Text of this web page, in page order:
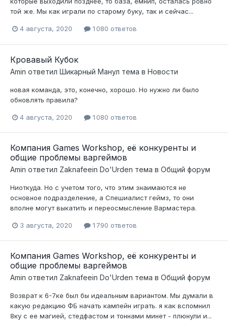
той же. Мы как играли по старому буку, так и сейчас...
4 августа, 2020 1 080 ответов
Кровавый Кубок
Amin ответил Шикарный Манул тема в Новости
новая команда, это, конечно, хорошо. Но нужно ли было
обновлять правила?
4 августа, 2020 1 080 ответов
Компания Games Workshop, её конкуренты и
общие проблемы варгеймов
Amin ответил Zaknafeein Do'Urden тема в Общий форум
Ниоткуда. Но с учетом того, что этим знаимаются не
основное подразделение, а Спешиалист геймз, то они
вполне могут выкатить и переосмысление Вармастера.
3 августа, 2020 1 790 ответов
Компания Games Workshop, её конкуренты и
общие проблемы варгеймов
Amin ответил Zaknafeein Do'Urden тема в Общий форум
Возврат к 6-7ке был бы идеальным вариантом. Мы думали в
какую редакцию ФБ начать кампейн играть. я как вспомнил
8ку с ее магией, стедфастом и тоннами минет - плюнули и...